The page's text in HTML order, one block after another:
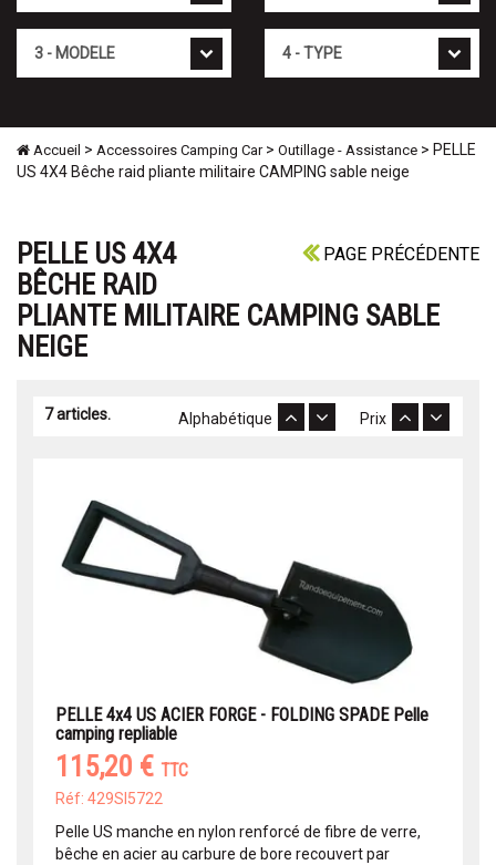
Accueil > Accessoires Camping Car> Outillage - Assistance > PELLE
US 4X4 Bêche raid pliante militaire CAMPING sable neige
PAGE PRÉCÉDENTE
PELLE US 4X4
BÊCHE RAID
PLIANTE MILITAIRE CAMPING SABLE
NEIGE
7 articles. Prix
Alphabétique
PELLE 4x4 US ACIER FORGE - FOLDING SPADE Pelle
camping repliable
115,20 € TTC
Réf: 429SI5722
Pelle US manche en nylon renforcé de fibre de verre,
bêche en acier au carbure de bore recouvert par